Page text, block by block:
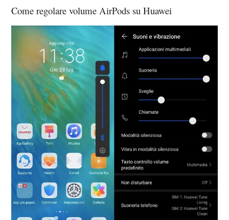
Come regolare volume AirPods su Huawei